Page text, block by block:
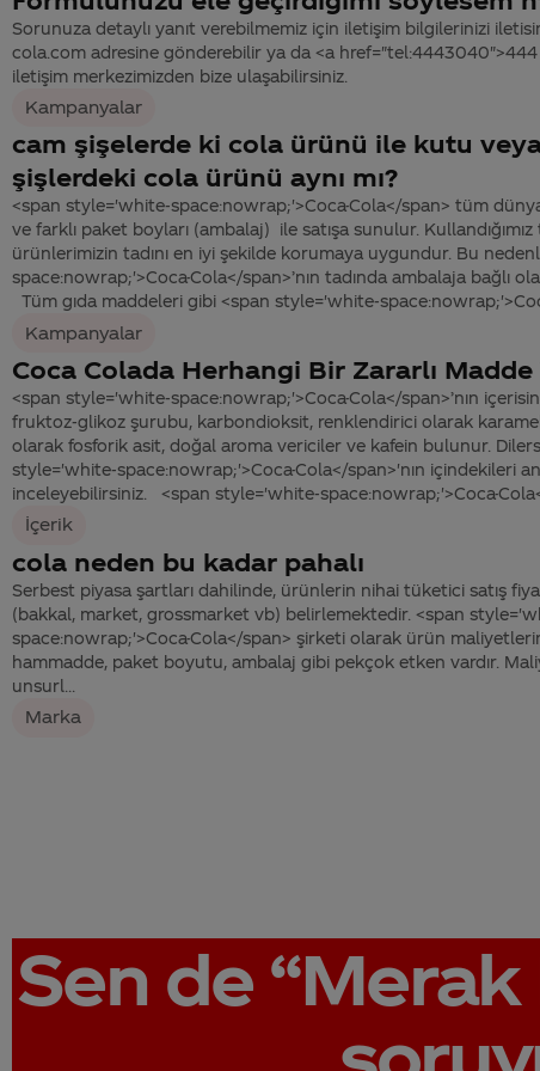
Sorunuza detaylı yanıt verebilmemiz için iletişim bilgilerinizi
cola.com adresine gönderebilir ya da <a
iletişim merkezimizden bize ulaşabilirsiniz.
Kampanyalar
cam şişelerde ki cola ürünü ile kutu
şişlerdeki cola ürünü aynı mı?
<span style='white-space:nowrap;'>Coca-Cola</span> tüm
ve farklı paket boyları (ambalaj) ile satışa sunulur.
ürünlerimizin tadını en iyi şekilde korumaya uygundur. Bu
space:nowrap;'>Coca-Cola</span>’nın tadında ambalaja bağlı
Tüm gıda maddeleri gibi <span style='white-
Kampanyalar
Coca Colada Herhangi Bir Zararlı Madde
<span style='white-space:nowrap;'>Coca-Cola</span>’nın
fruktoz-glikoz şurubu, karbondioksit, renklendirici olarak
olarak fosforik asit, doğal aroma vericiler ve kafein bulunur.
style='white-space:nowrap;'>Coca-Cola</span>'nın içindekileri
inceleyebilirsiniz. <span style='white-space:nowrap;'>Coca-
İçerik
cola neden bu kadar pahalı
Serbest piyasa şartları dahilinde, ürünlerin nihai tüketici satış
(bakkal, market, grossmarket vb) belirlemektedir. <span
space:nowrap;'>Coca-Cola</span> şirketi olarak ürün
hammadde, paket boyutu, ambalaj gibi pekçok etken vardır.
unsurl...
Marka
Sen de